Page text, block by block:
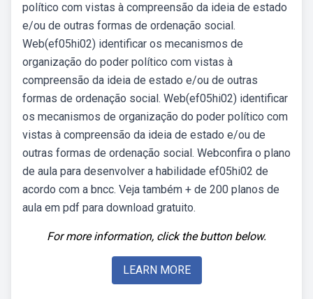
político com vistas à compreensão da ideia de estado
e/ou de outras formas de ordenação social.
Web(ef05hi02) identificar os mecanismos de
organização do poder político com vistas à
compreensão da ideia de estado e/ou de outras
formas de ordenação social. Web(ef05hi02) identificar
os mecanismos de organização do poder político com
vistas à compreensão da ideia de estado e/ou de
outras formas de ordenação social. Webconfira o plano
de aula para desenvolver a habilidade ef05hi02 de
acordo com a bncc. Veja também + de 200 planos de
aula em pdf para download gratuito.
For more information, click the button below.
LEARN MORE